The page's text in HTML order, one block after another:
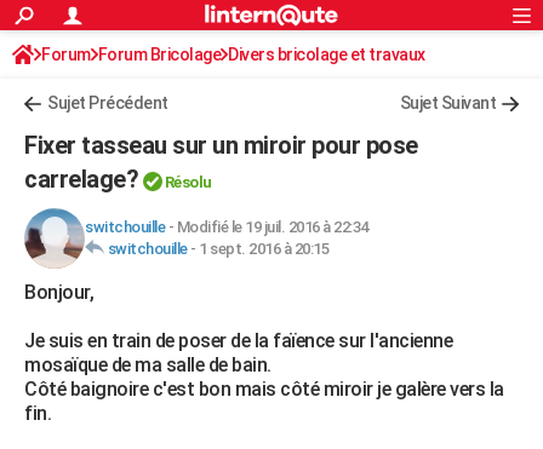
ACTUALITÉS
Politique
Société
Faits Divers
Education
Monde
Villes
+
Programme TV
Streaming
Sorties cinéma
FINANCE
Retraite
Impôts
Epargne
Immobilier
Risques naturels par ville
Banque
Assurance
Crédit
AUTO
Essais
Réserver un essai
Citadines
Berlines
SUV
Forum auto
HIGH-TECH
Forum
Aménagement intérieur
Extérieur
Cuisine
Salle de bains
Jardinage
Rangement
WEEK-END
Guides de France
Escapades
Patrimoine
Expositions
Musées
Week-end nature
+LIFESTYLE
Rechercher
S'inscrire
Connexion
Forum Forum Bricolage Divers bricolage et travaux
Sujet Précédent Sujet Suivant
Fixer tasseau sur un miroir pour pose
carrelage?
Résolu
switchouille- Modifié le 19 juil. 2016 à 22:34
switchouille- 1 sept. 2016 à 20:15
Bonjour,
Je suis en train de poser de la faïence sur l'ancienne
mosaïque de ma salle de bain.
Côté baignoire c'est bon mais côté miroir je galère vers la
fin.